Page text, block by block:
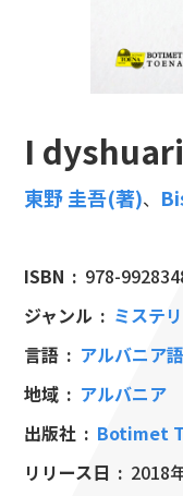
I
東野 圭吾(著)、
ISBN
978-
ジャンル
ミステ
言語
アルバニア語
地域
アルバニア
出版社
Botimet
リリース日
2018